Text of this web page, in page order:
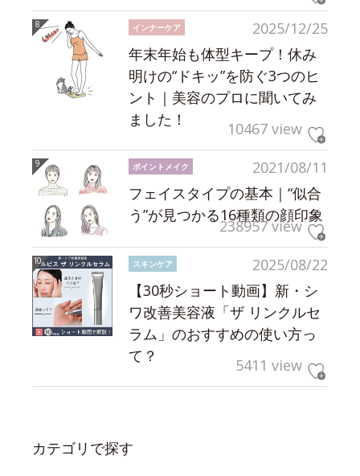
2025/12/25
インナーケア
年末年始も体型キープ！休み
明けの“ドキッ”を防ぐ3つのヒ
ント｜美容のプロに聞いてみ
ました！
10467 view
2021/08/11
ポイントメイク
フェイスタイプの基本｜“似合
う”が見つかる16種類の顔印象
238957 view
2025/08/22
スキンケア
【30秒ショート動画】新・シ
ワ改善美容液「ザ リンクルセ
ラム」のおすすめの使い方っ
て？
5411 view
カテゴリで探す